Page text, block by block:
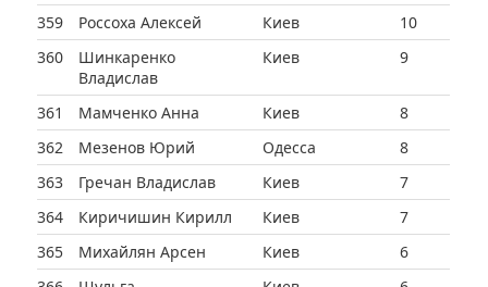
359
Россоха Алексей Киев
10
360
Шинкаренко
Владислав
Киев 9
361 Мамченко Анна Киев
8
362
Мезенов Юрий Одесса
8
363
Гречан Владислав Киев
7
364
Киричишин Кирилл Киев
7
365
Михайлян Арсен Киев
6